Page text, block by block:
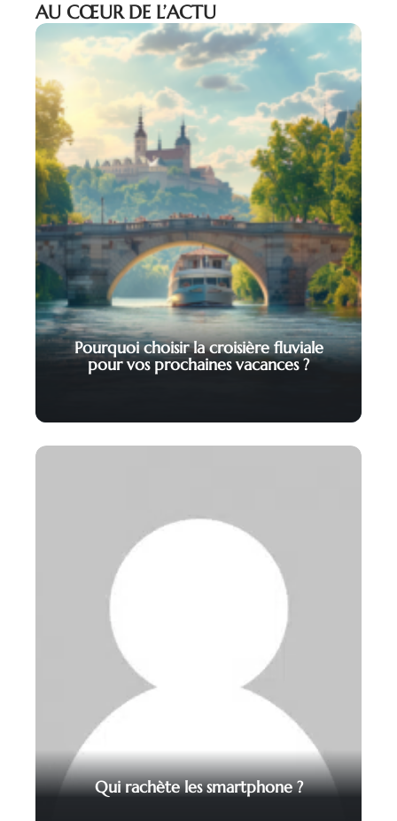
AU CŒUR DE L’ACTU
Pourquoi choisir la croisière fluviale
pour vos prochaines vacances ?
Qui rachète les smartphone ?